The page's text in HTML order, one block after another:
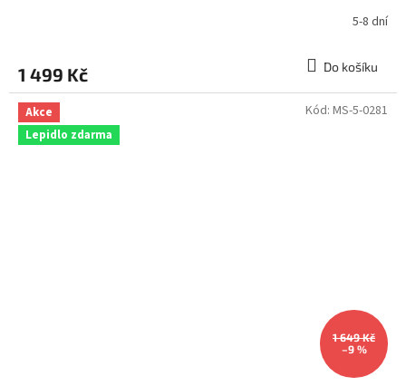
5-8 dní
1 499 Kč Do košíku
Akce
Lepidlo zdarma
1 649 Kč
–9 %
Kód: MS-5-0281